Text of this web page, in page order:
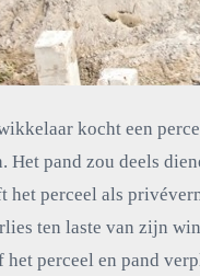
kocht een
Het pand zou deels
perceel als
ten laste van zijn
het perceel en pand